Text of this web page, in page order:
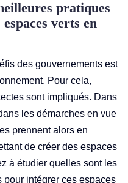
pratiques
verts en
des gouvernements est
Pour cela,
sont impliqués. Dans
les démarches en vue
prennent alors en
de créer des espaces
à étudier quelles sont les
pour intégrer ces espaces